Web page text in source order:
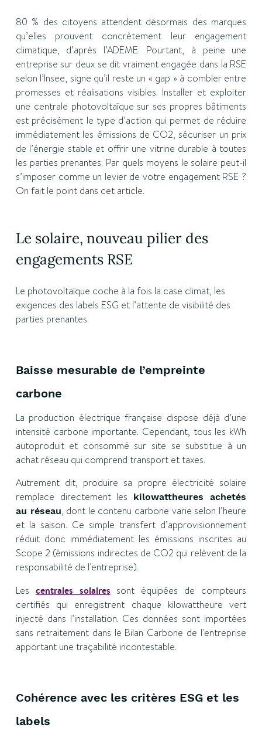
80 % des citoyens attendent désormais des marques
qu’elles prouvent concrètement leur engagement
climatique, d’après l’ADEME. Pourtant, à peine une
entreprise sur deux se dit vraiment engagée dans la RSE
selon l’Insee, signe qu’il reste un « gap » à combler entre
promesses et réalisations visibles. ­Installer et exploiter
une centrale photovoltaïque sur ses propres bâtiments
est précisément le type d’action qui permet de réduire
immédiatement les émissions de CO2, sécuriser un prix
de l’énergie stable et offrir une vitrine durable à toutes
les parties prenantes. Par quels moyens le solaire peut-il
s’imposer comme un levier de votre engagement RSE ?
On fait le point dans cet article.
Le solaire, nouveau pilier des
engagements RSE
Le photovoltaïque coche à la fois la case climat, les
exigences des labels ESG et l’attente de visibilité des
parties prenantes.
Baisse mesurable de l’empreinte
carbone
La production électrique française dispose déjà d’une
intensité carbone importante. Cependant, tous les kWh
autoproduit et consommé sur site se substitue à un
achat réseau qui comprend transport et taxes.
Autrement dit, produire sa propre électricité solaire
remplace directement les
kilowattheures achetés
au réseau, dont le contenu carbone varie selon l’heure
et la saison. Ce simple transfert d’approvisionnement
réduit donc immédiatement les émissions inscrites au
Scope 2 (émissions indirectes de CO2 qui relèvent de la
responsabilité de l'entreprise).
Les centrales solaires sont équipées de compteurs
certifiés qui enregistrent chaque kilowattheure vert
injecté dans l’installation. Ces données sont importées
sans retraitement dans le Bilan Carbone de l'entreprise
apportant une traçabilité incontestable.
Cohérence avec les critères ESG et les
labels